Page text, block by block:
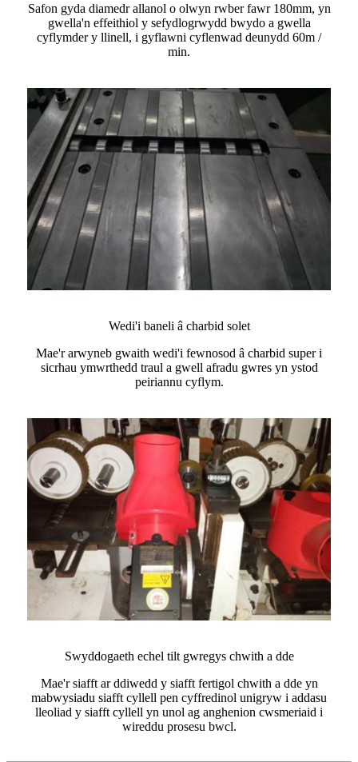
Safon gyda diamedr allanol o olwyn rwber fawr 180mm, yn
gwella'n effeithiol y sefydlogrwydd bwydo a gwella
cyflymder y llinell, i gyflawni cyflenwad deunydd 60m /
min.
Wedi'i baneli â charbid solet
Mae'r arwyneb gwaith wedi'i fewnosod â charbid super i
sicrhau ymwrthedd traul a gwell afradu gwres yn ystod
peiriannu cyflym.
Swyddogaeth echel tilt gwregys chwith a dde
Mae'r siafft ar ddiwedd y siafft fertigol chwith a dde yn
mabwysiadu siafft cyllell pen cyffredinol unigryw i addasu
lleoliad y siafft cyllell yn unol ag anghenion cwsmeriaid i
wireddu prosesu bwcl.